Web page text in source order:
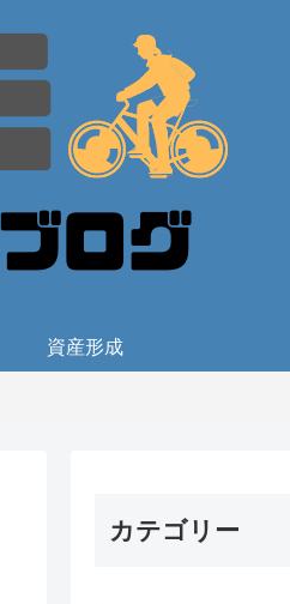
資産形成
カテゴリー